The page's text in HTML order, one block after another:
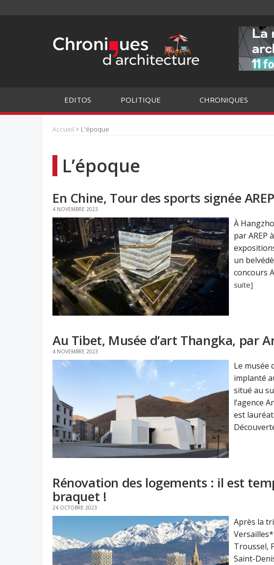
EDITOS POLITIQUE CHRONIQUES
Accueil > L'époque
L’époque
En Chine, Tour des sports signée AREP
4 NOVEMBRE 2023
À
par AREP
un
concours
suite]
Au Tibet, Musée d’art Thangka, par
4 NOVEMBRE 2023
Le musée
implanté
situé au
l’agence
est lauréat
Rénovation des logements : il est
braquet !
24 OCTOBRE 2023
Après la
Troussel,
Saint-